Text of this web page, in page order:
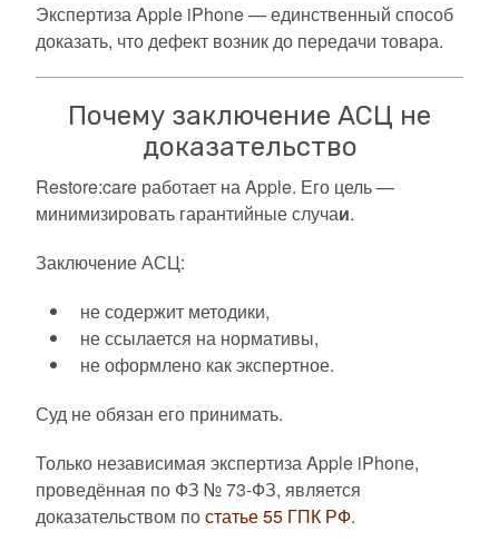
Экспертиза Apple iPhone — единственный способ
доказать, что дефект возник до передачи товара.
Почему заключение АСЦ не
доказательство
Restore:care работает на Apple. Его цель —
минимизировать гарантийные случаи.
Заключение АСЦ:
не содержит методики,
не ссылается на нормативы,
не оформлено как экспертное.
Суд не обязан его принимать.
Только независимая экспертиза Apple iPhone,
проведённая по ФЗ № 73-ФЗ, является
доказательством постатье 55 ГПК РФ.